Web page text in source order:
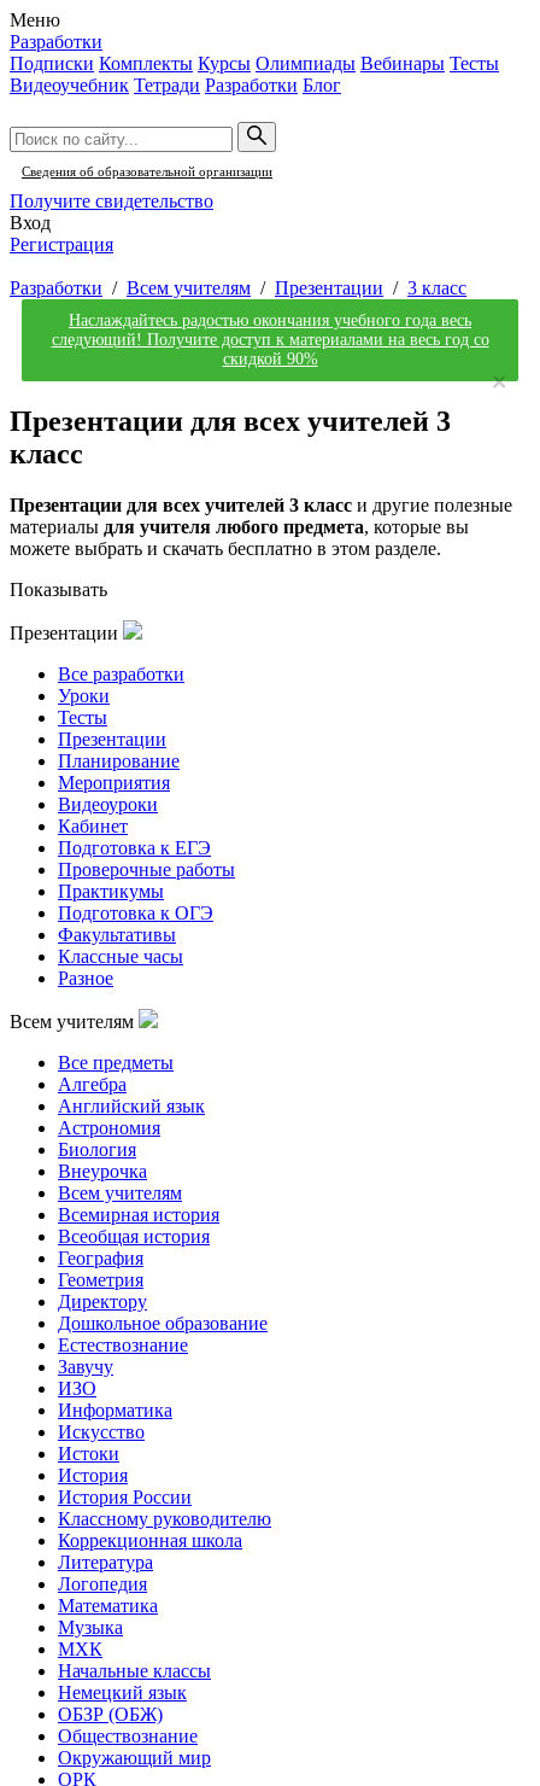
Меню
Разработки
Подписки Комплекты Курсы Олимпиады Вебинары Тесты
Видеоучебник Тетради Разработки Блог
Сведения об образовательной организации
Получите свидетельство
Вход
Регистрация
Разработки / Всем учителям / Презентации / 3 класс
Наслаждайтесь радостью окончания учебного года весь
следующий! Получите доступ к материалами на весь год со
скидкой 90%
×
Презентации для всех учителей 3
класс
Презентации для всех учителей 3 класс и другие полезные
материалы для учителя любого предмета, которые вы
можете выбрать и скачать бесплатно в этом разделе.
Показывать
Презентации
Все разработки
Уроки
Тесты
Презентации
Планирование
Мероприятия
Видеоуроки
Кабинет
Подготовка к ЕГЭ
Проверочные работы
Практикумы
Подготовка к ОГЭ
Факультативы
Классные часы
Разное
Всем учителям
Все предметы
Алгебра
Английский язык
Астрономия
Биология
Внеурочка
Всем учителям
Всемирная история
Всеобщая история
География
Геометрия
Директору
Дошкольное образование
Естествознание
Завучу
ИЗО
Информатика
Искуcство
Истоки
История
История России
Классному руководителю
Коррекционная школа
Литература
Логопедия
Математика
Музыка
МХК
Начальные классы
Немецкий язык
ОБЗР (ОБЖ)
Обществознание
Окружающий мир
ОРК